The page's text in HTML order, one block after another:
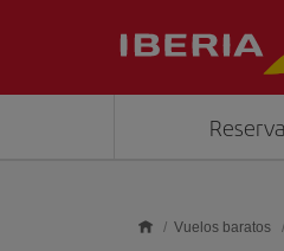
Vuelos baratos